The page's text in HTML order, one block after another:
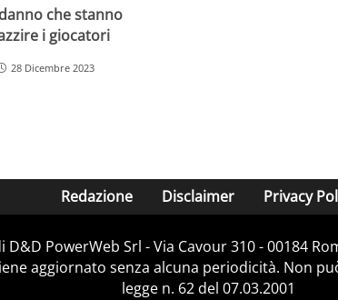
che stanno
i giocatori
28 Dicembre 2023
Redazione Disclaimer Privacy
PowerWeb Srl - Via Cavour 310 - 00184
aggiornato senza alcuna periodicità. Non
legge n. 62 del 07.03.2001